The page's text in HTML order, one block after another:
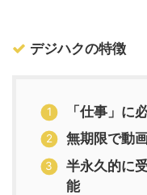
デジハクの特徴
「仕事」に
無期限で動
半永久的に
能